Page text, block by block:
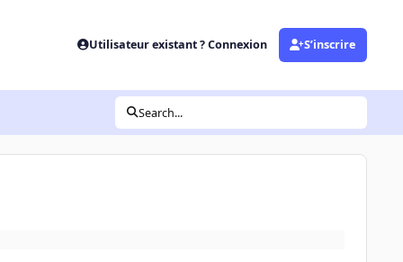
Utilisateur existant ? Connexion S’inscrire
Search...